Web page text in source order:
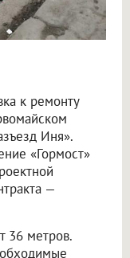
к ремонту
Иня».
«Гормост»
—
36 метров.